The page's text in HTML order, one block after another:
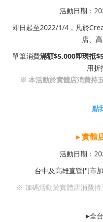
活動日期：
即日起至2022/1/4，凡於
店、
單筆消費滿額$5,000即現抵
用折
※ 本活動於實體店消費持
點
▸實體
活動日期：
台中及高雄直營門市
※ 加碼活動於實體店消費
▸全